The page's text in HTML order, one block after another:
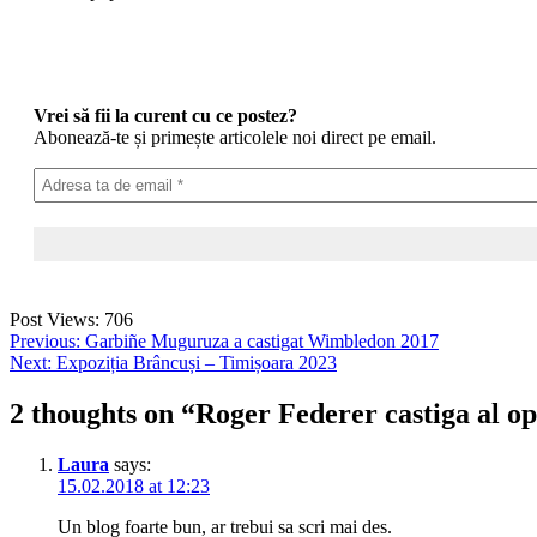
Vrei să fii la curent cu ce postez?
Abonează-te și primește articolele noi direct pe email.
Post Views: 706
Post
navigation
Previous: Garbiñe Muguruza a castigat Wimbledon 2017
Next: Expoziția Brâncuși – Timișoara 2023
2 thoughts on “Roger Federer castiga al
Laura says:
15.02.2018 at 12:23
Un blog foarte bun, ar trebui sa scri mai des.